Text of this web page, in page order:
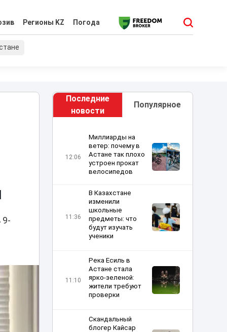
Регионы KZ Погода
9-
Последние
новости
Популярное
12:06
Миллиарды на
ветер: почему в
Астане так плохо
устроен прокат
велосипедов
11:36
В Казахстане
изменили
школьные
предметы: что
будут изучать
ученики
11:10
Река Есиль в
Астане стала
ярко-зеленой:
жители требуют
проверки
Скандальный
блогер Кайсар